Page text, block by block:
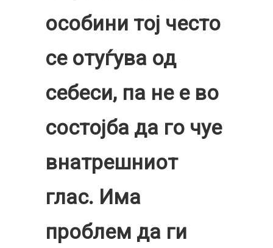
особини тој често
се отуѓува од
себеси, па не е во
состојба да го чуе
внатрешниот
глас. Има
проблем да ги